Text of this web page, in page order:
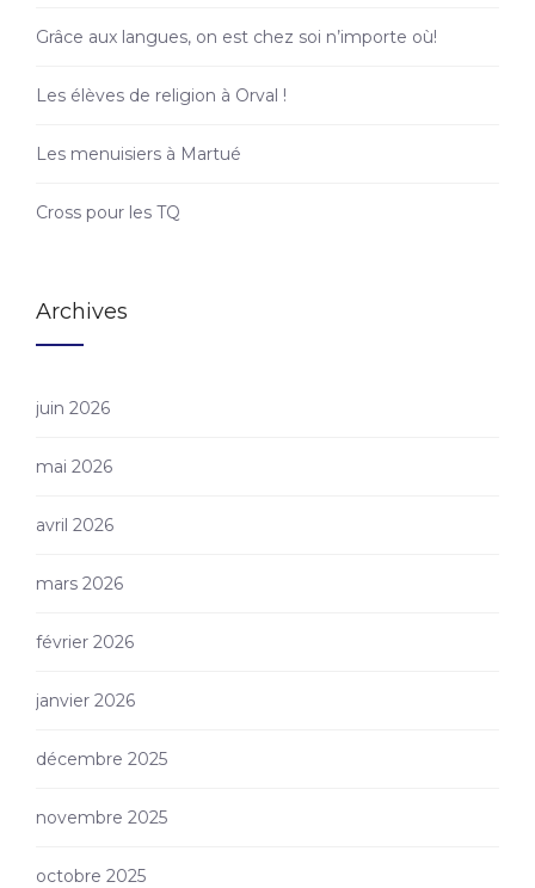
Grâce aux langues, on est chez soi n’importe où!
Les élèves de religion à Orval !
Les menuisiers à Martué
Cross pour les TQ
Archives
juin 2026
mai 2026
avril 2026
mars 2026
février 2026
janvier 2026
décembre 2025
novembre 2025
octobre 2025